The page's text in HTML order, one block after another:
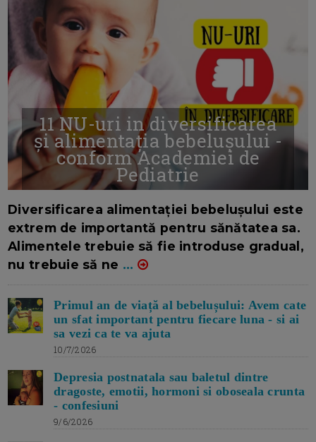
11 NU-uri in diversificarea
și alimentația bebelușului -
conform Academiei de
Pediatrie
Diversificarea alimentației bebelușului este
extrem de importantă pentru sănătatea sa.
Alimentele trebuie să fie introduse gradual,
nu trebuie să ne ...
Primul an de viață al bebelușului: Avem cate
un sfat important pentru fiecare luna - si ai
sa vezi ca te va ajuta
10/7/2026
Depresia postnatala sau baletul dintre
dragoste, emotii, hormoni si oboseala crunta
- confesiuni
9/6/2026